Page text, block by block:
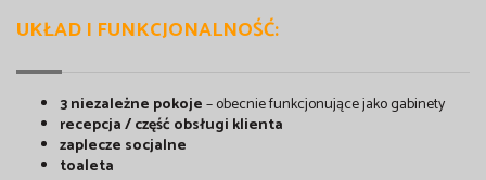
UKŁAD I FUNKCJONALNOŚĆ:
3 niezależne pokoje– obecnie funkcjonujące jako gabinety
recepcja / część obsługi klienta
zaplecze socjalne
toaleta